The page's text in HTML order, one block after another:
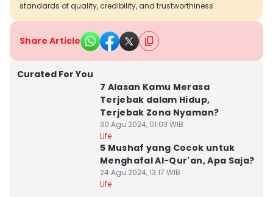
standards of quality, credibility, and trustworthiness.
Share Article
Curated For You
7 Alasan Kamu Merasa
Terjebak dalam Hidup,
Terjebak Zona Nyaman?
30 Agu 2024, 01:03 WIB
Life
5 Mushaf yang Cocok untuk
Menghafal Al-Qur'an, Apa Saja?
24 Agu 2024, 13:17 WIB
Life